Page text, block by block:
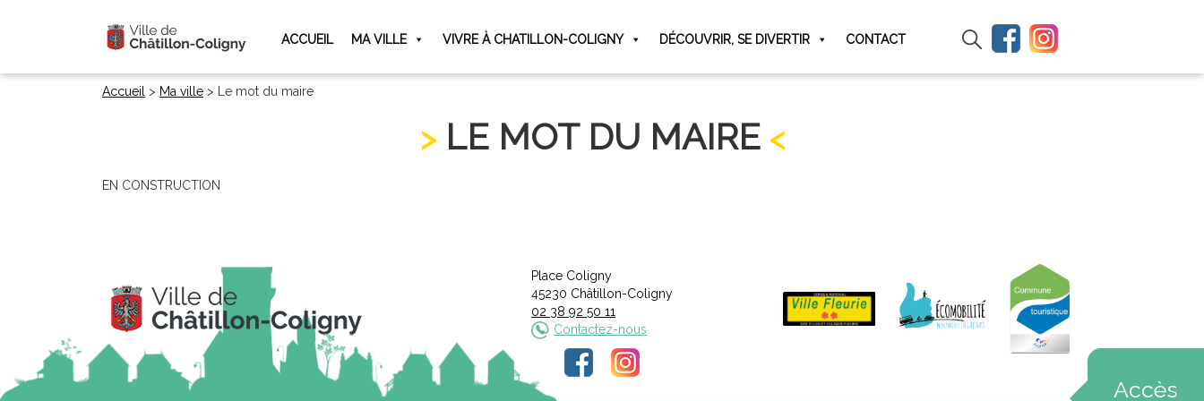
ACCUEIL MA VILLE VIVRE À CHATILLON-COLIGNY DÉCOUVRIR, SE DIVERTIR CONTACT
Accueil > Ma ville > Le mot du maire
LE MOT DU MAIRE
EN CONSTRUCTION
Place Coligny
45230 Châtillon-Coligny
02 38 92 50 11
Contactez-nous
Accès